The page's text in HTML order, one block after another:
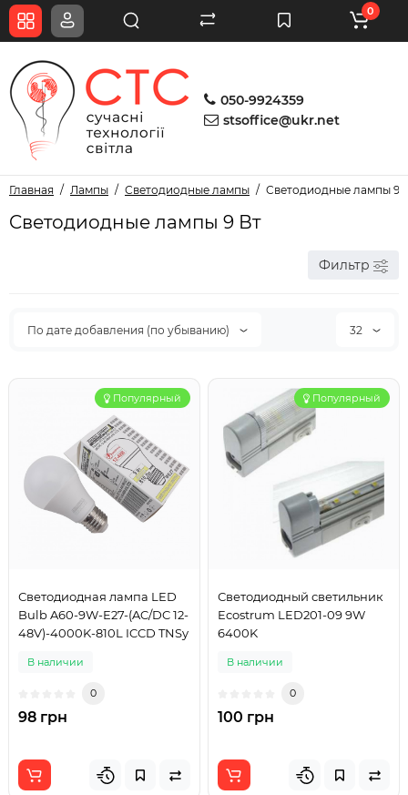
050-9924359
stsoffice@ukr.net
0
Главная Лампы Светодиодные лампы Cветодиодные лампы 9
Cветодиодные лампы 9 Вт
Фильтр
По дате добавления (по убыванию) 32
Популярный
Светодиодная лампа LED
Bulb A60-9W-E27-(AC/DC 12-
48V)-4000K-810L ICCD TNSy
В наличии
0
98 грн
Популярный
Светодиодный светильник
Ecostrum LED201-09 9W
6400K
В наличии
0
100 грн